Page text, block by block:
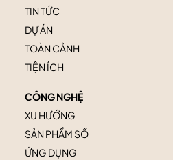
TIN TỨC
DỰ ÁN
TOÀN CẢNH
TIỆN ÍCH
CÔNG NGHỆ
XU HƯỚNG
SẢN PHẨM SỐ
ỨNG DỤNG